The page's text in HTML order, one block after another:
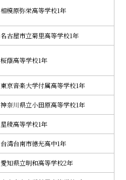
相模原弥栄高等学校1年
名古屋市立菊里高等学校1年
桜蔭高等学校1年
東京音楽大学付属高等学校1年
神奈川県立小田原高等学校1年
星稜高等学校1年
台湾台南市德光高中1年
愛知県立明和高等学校2年